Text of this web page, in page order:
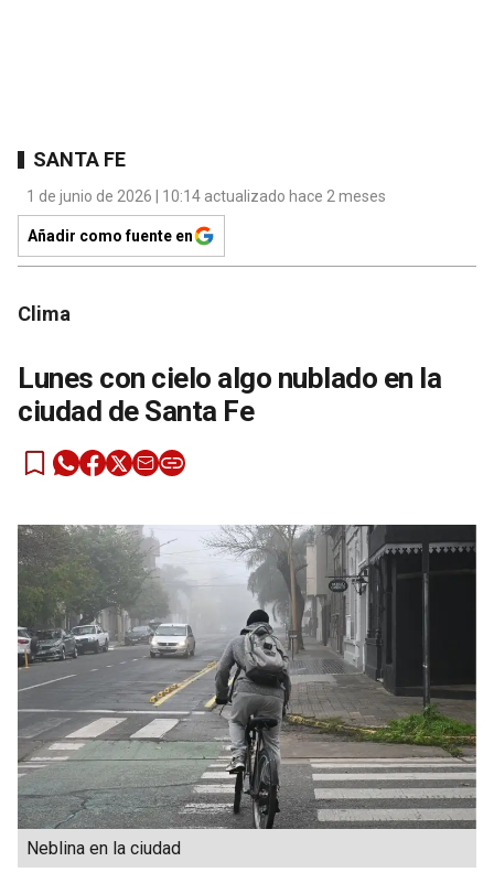
SANTA FE
1 de junio de 2026 | 10:14 actualizado hace 2 meses
Añadir como fuente en
Clima
Lunes con cielo algo nublado en la
ciudad de Santa Fe
Neblina en la ciudad